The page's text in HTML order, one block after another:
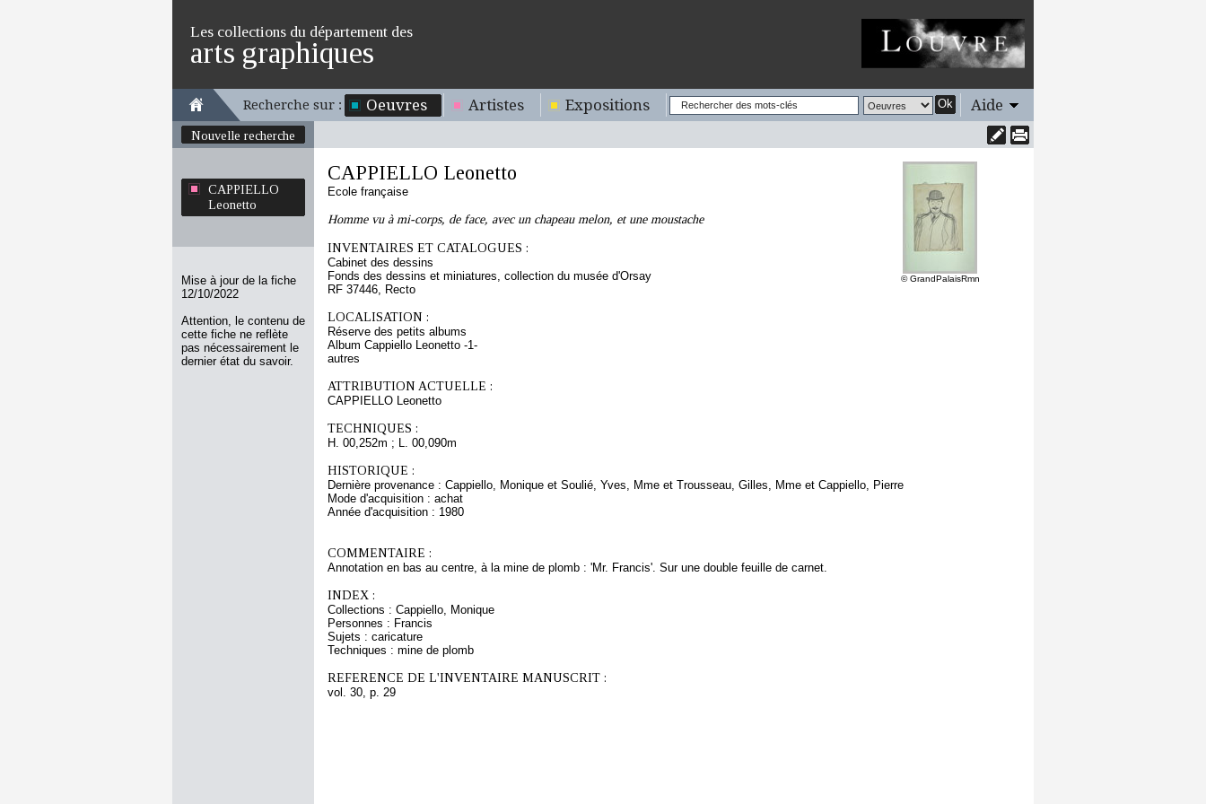
Les collections du département des
arts graphiques
Recherche sur : Oeuvres Artistes Expositions Ok Aide
Nouvelle recherche
CAPPIELLO
Leonetto
Mise à jour de la fiche
12/10/2022
Attention, le contenu de
cette fiche ne reflète
pas nécessairement le
dernier état du savoir.
© GrandPalaisRmn
CAPPIELLO Leonetto
Ecole française
Homme vu à mi-corps, de face, avec un chapeau melon, et une moustache
INVENTAIRES ET CATALOGUES :
Cabinet des dessins
Fonds des dessins et miniatures, collection du musée d'Orsay
RF 37446, Recto
LOCALISATION :
Réserve des petits albums
Album Cappiello Leonetto -1-
autres
ATTRIBUTION ACTUELLE :
CAPPIELLO Leonetto
TECHNIQUES :
H. 00,252m ; L. 00,090m
HISTORIQUE :
Dernière provenance : Cappiello, Monique et Soulié, Yves, Mme et Trousseau, Gilles, Mme et Cappiello, Pierre
Mode d'acquisition : achat
Année d'acquisition : 1980
COMMENTAIRE :
Annotation en bas au centre, à la mine de plomb : 'Mr. Francis'. Sur une double feuille de carnet.
INDEX :
Collections : Cappiello, Monique
Personnes : Francis
Sujets : caricature
Techniques : mine de plomb
REFERENCE DE L'INVENTAIRE MANUSCRIT :
vol. 30, p. 29